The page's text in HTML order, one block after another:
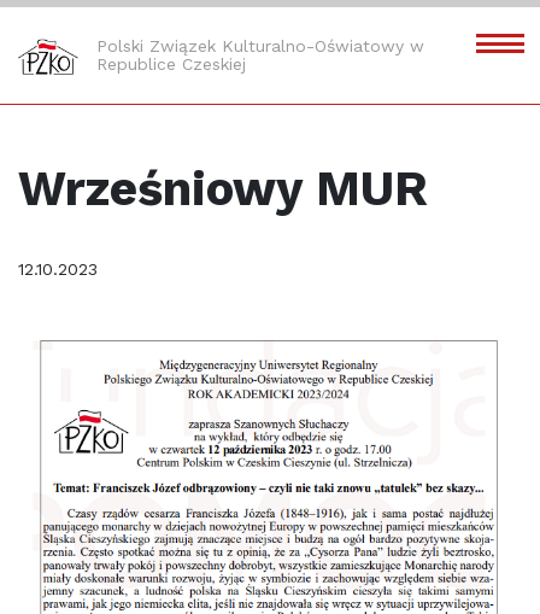
Polski Związek Kulturalno-Oświatowy w
Republice Czeskiej
Wrześniowy MUR
12.10.2023